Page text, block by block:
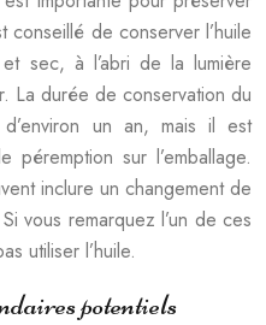
de conserver l’huile
sec, à l’abri de la lumière
La durée de conservation du
un an, mais il est
sur l’emballage.
inclure un changement de
vous remarquez l’un de ces
utiliser l’huile.
potentiels